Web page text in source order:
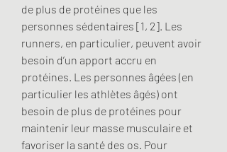
de plus de protéines que les
personnes sédentaires [1, 2]. Les
runners, en particulier, peuvent avoir
besoin d’un apport accru en
protéines. Les personnes âgées (en
particulier les athlètes âgés) ont
besoin de plus de protéines pour
maintenir leur masse musculaire et
favoriser la santé des os. Pour